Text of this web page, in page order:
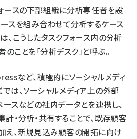
ースの下部組織に分析専任者を設
スを組み合わせて分析するケース
、こうしたタスクフォース内の分析
ことを「分析デスク」と呼ぶ。
など、積極的にソーシャルメディ
は、ソーシャルメディア上の外部
スなどの社内データとを連携し、
計・分析・共有することで、既存顧客
え、新規見込み顧客の開拓に向け